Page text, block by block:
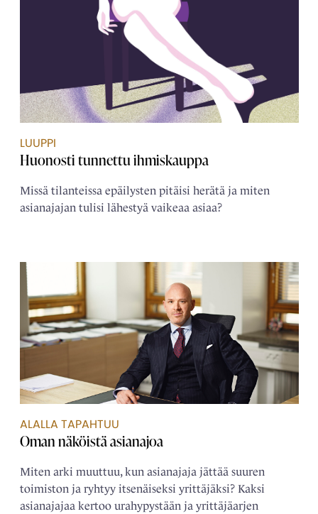
LUUPPI
Huonosti tunnettu ihmiskauppa
Missä tilanteissa epäilysten pitäisi herätä ja miten
asianajajan tulisi lähestyä vaikeaa asiaa?
ALALLA TAPAHTUU
Oman näköistä ­asianajoa
Miten arki muuttuu, kun asianajaja jättää suuren
toimiston ja ryhtyy itsenäiseksi yrittäjäksi? Kaksi
asianajajaa kertoo urahypystään ja yrittäjäarjen